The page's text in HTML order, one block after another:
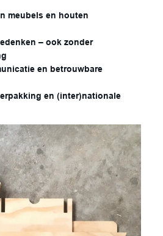
meubels en houten
– ook zonder
en betrouwbare
en (inter)nationale